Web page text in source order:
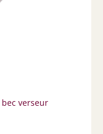
verseur